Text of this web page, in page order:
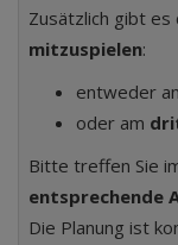
Zusätzlich gibt es
mitzuspielen:
entweder
oder am
Bitte treffen Sie
entsprechende
Die Planung ist